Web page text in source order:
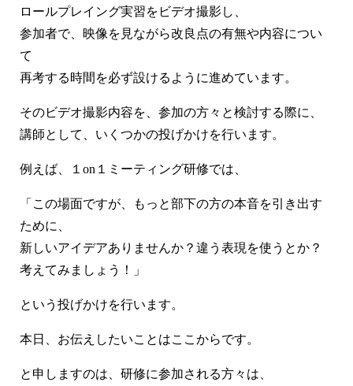
ロールプレイング実習をビデオ撮影し、
参加者で、映像を見ながら改良点の有無や内容につい
て
再考する時間を必ず設けるように進めています。
そのビデオ撮影内容を、参加の方々と検討する際に、
講師として、いくつかの投げかけを行います。
例えば、１on１ミーティング研修では、
「この場面ですが、もっと部下の方の本音を引き出す
ために、
新しいアイデアありませんか？違う表現を使うとか？
考えてみましょう！」
という投げかけを行います。
本日、お伝えしたいことはここからです。
と申しますのは、研修に参加される方々は、